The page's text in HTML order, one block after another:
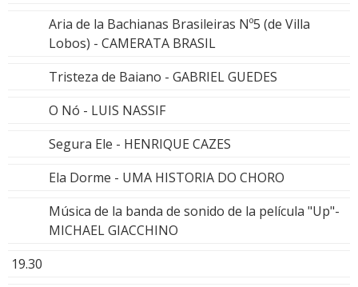
Aria de la Bachianas Brasileiras Nº5 (de Villa
Lobos) - CAMERATA BRASIL
Tristeza de Baiano - GABRIEL GUEDES
O Nó - LUIS NASSIF
Segura Ele - HENRIQUE CAZES
Ela Dorme - UMA HISTORIA DO CHORO
Música de la banda de sonido de la película "Up"-
MICHAEL GIACCHINO
19.30